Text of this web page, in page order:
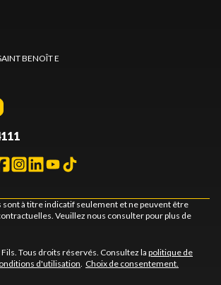
BENOÎT E
sont à titre indicatif seulement et ne peuvent être
Veuillez nous consulter pour plus de
Tous droits réservés. Consultez la politique de
d'utilisation Choix de consentement.